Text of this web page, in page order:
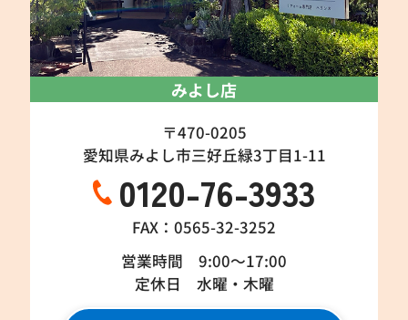
みよし店
〒470-0205
愛知県みよし市三好丘緑3丁目1-11
0120-76-3933
FAX：0565-32-3252
営業時間 9:00～17:00
定休日 水曜・木曜